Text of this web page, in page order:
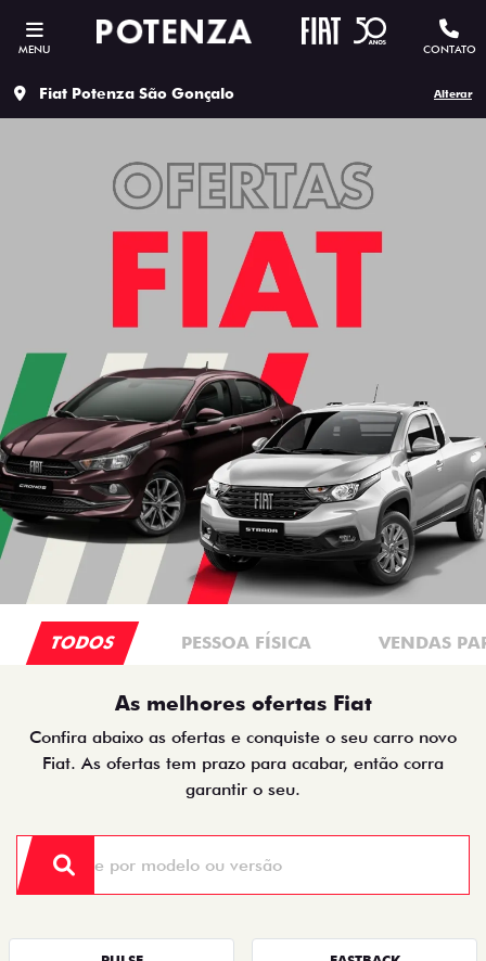
MENU CONTATO
Fiat Potenza São Gonçalo Alterar
TODOS PESSOA FÍSICA VENDAS
As melhores ofertas Fiat
Confira abaixo as ofertas e conquiste o seu carro novo
Fiat. As ofertas tem prazo para acabar, então corra
garantir o seu.